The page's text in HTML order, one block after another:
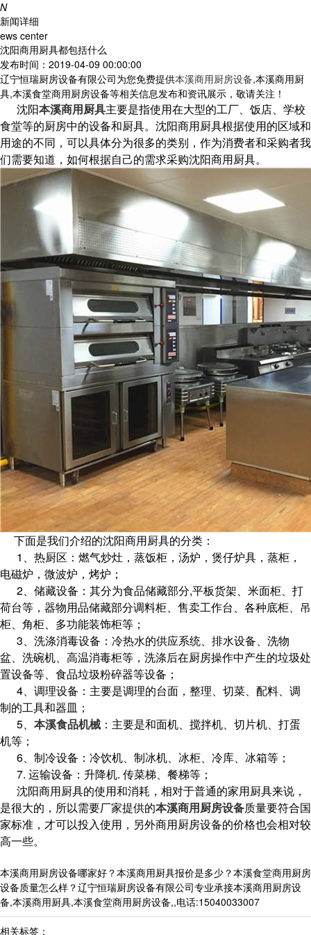
N
新闻详细
ews center
沈阳商用厨具都包括什么
发布时间：2019-04-09 00:00:00
辽宁恒瑞厨房设备有限公司为您免费提供本溪商用厨房设备,本溪商用厨
具,本溪食堂商用厨房设备等相关信息发布和资讯展示，敬请关注！
沈阳本溪商用厨具主要是指使用在大型的工厂、饭店、学校
食堂等的厨房中的设备和厨具。沈阳商用厨具根据使用的区域和
用途的不同，可以具体分为很多的类别，作为消费者和采购者我
们需要知道，如何根据自己的需求采购沈阳商用厨具。
下面是我们介绍的沈阳商用厨具的分类：
1、热厨区：燃气炒灶，蒸饭柜，汤炉，煲仔炉具，蒸柜，
电磁炉，微波炉，烤炉；
2、储藏设备：其分为食品储藏部分,平板货架、米面柜、打
荷台等，器物用品储藏部分调料柜、售卖工作台、各种底柜、吊
柜、角柜、多功能装饰柜等；
3、洗涤消毒设备：冷热水的供应系统、排水设备、洗物
盆、洗碗机、高温消毒柜等，洗涤后在厨房操作中产生的垃圾处
置设备等、食品垃圾粉碎器等设备；
4、调理设备：主要是调理的台面，整理、切菜、配料、调
制的工具和器皿；
5、 本溪食品机械 ：主要是和面机、搅拌机、切片机、打蛋
机等；
6、制冷设备：冷饮机、制冰机、冰柜、冷库、冰箱等；
7. 运输设备：升降机. 传菜梯、餐梯等；
沈阳商用厨具的使用和消耗，相对于普通的家用厨具来说，
是很大的，所以需要厂家提供的本溪商用厨房设备质量要符合国
家标准，才可以投入使用，另外商用厨房设备的价格也会相对较
高一些。
本溪商用厨房设备哪家好？本溪商用厨具报价是多少？本溪食堂商用厨房
设备质量怎么样？辽宁恒瑞厨房设备有限公司专业承接本溪商用厨房设
备,本溪商用厨具,本溪食堂商用厨房设备,,电话:15040033007
相关标签：